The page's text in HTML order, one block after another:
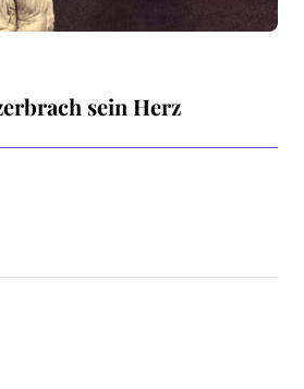
sein Herz